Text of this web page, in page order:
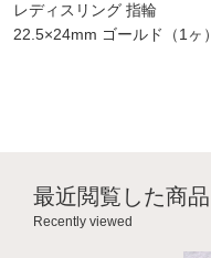
レディスリング 指輪
22.5×24mm ゴールド（1ヶ）
最近閲覧した商品
Recently viewed